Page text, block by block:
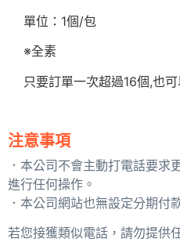
單位：1個/包
※全素
只要訂單一次超過16個,也
注意事項
．本公司不會主動打電話要求
進行任何操作。
．本公司網站也無設定分期付
若您接獲類似電話，請勿提供